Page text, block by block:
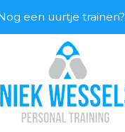
een uurtje trainen?